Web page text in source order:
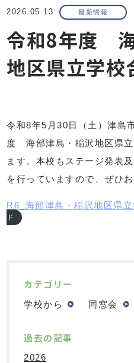
2026.05.13 最新情報
令和8年度
地区県立学校
令和8年5月30日（土）津島
度 海部津島・稲沢地区県
ます。本校もステージ発表
を行っていますので、ぜひ
R8_海部津島・稲沢地区県
ド
カテゴリー
学校から 同窓会
過去の記事
2026